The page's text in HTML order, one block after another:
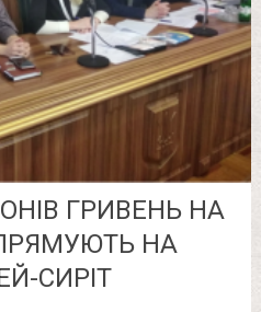
ГРИВЕНЬ НА
НА
СИРІТ